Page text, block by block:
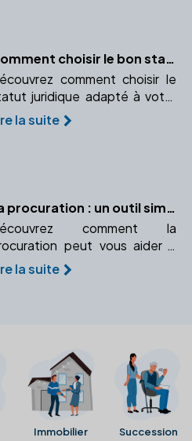
Comment choisir le bon statut juridique pour votre entreprise avec l'aide d'un notaire
comment choisir le
juridique adapté à votre
avec l'aide d'un
la suite
La procuration : un outil simple pour protéger vos intérêts
comment la
peut vous aider à
vos affaires en cas
Apprenez-en plus
la suite
Immobilier Succession